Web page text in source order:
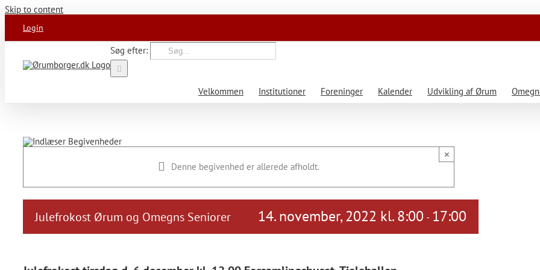
Skip to content
Login
Søg efter:
Velkommen Institutioner Foreninger Kalender Udvikling af Ørum
Denne begivenhed er allerede afholdt.
×
Julefrokost Ørum og Omegns Seniorer 14. november, 2022 kl. 8:00 - 17:00